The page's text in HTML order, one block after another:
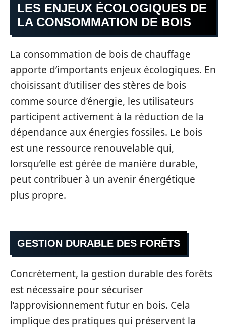
LES ENJEUX ÉCOLOGIQUES DE
LA CONSOMMATION DE BOIS
La consommation de bois de chauffage
apporte d’importants enjeux écologiques. En
choisissant d’utiliser des stères de bois
comme source d’énergie, les utilisateurs
participent activement à la réduction de la
dépendance aux énergies fossiles. Le bois
est une ressource renouvelable qui,
lorsqu’elle est gérée de manière durable,
peut contribuer à un avenir énergétique
plus propre.
GESTION DURABLE DES FORÊTS
Concrètement, la gestion durable des forêts
est nécessaire pour sécuriser
l’approvisionnement futur en bois. Cela
implique des pratiques qui préservent la